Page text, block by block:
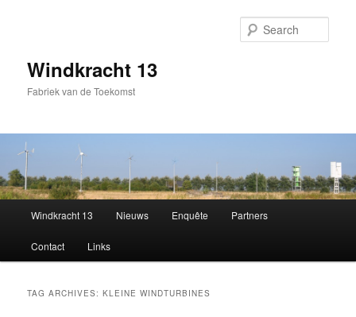
Windkracht 13
Fabriek van de Toekomst
Skip
to
Skip
to
Windkracht 13 Nieuws Enquête Partners
Contact Links
TAG ARCHIVES:KLEINE WINDTURBINES